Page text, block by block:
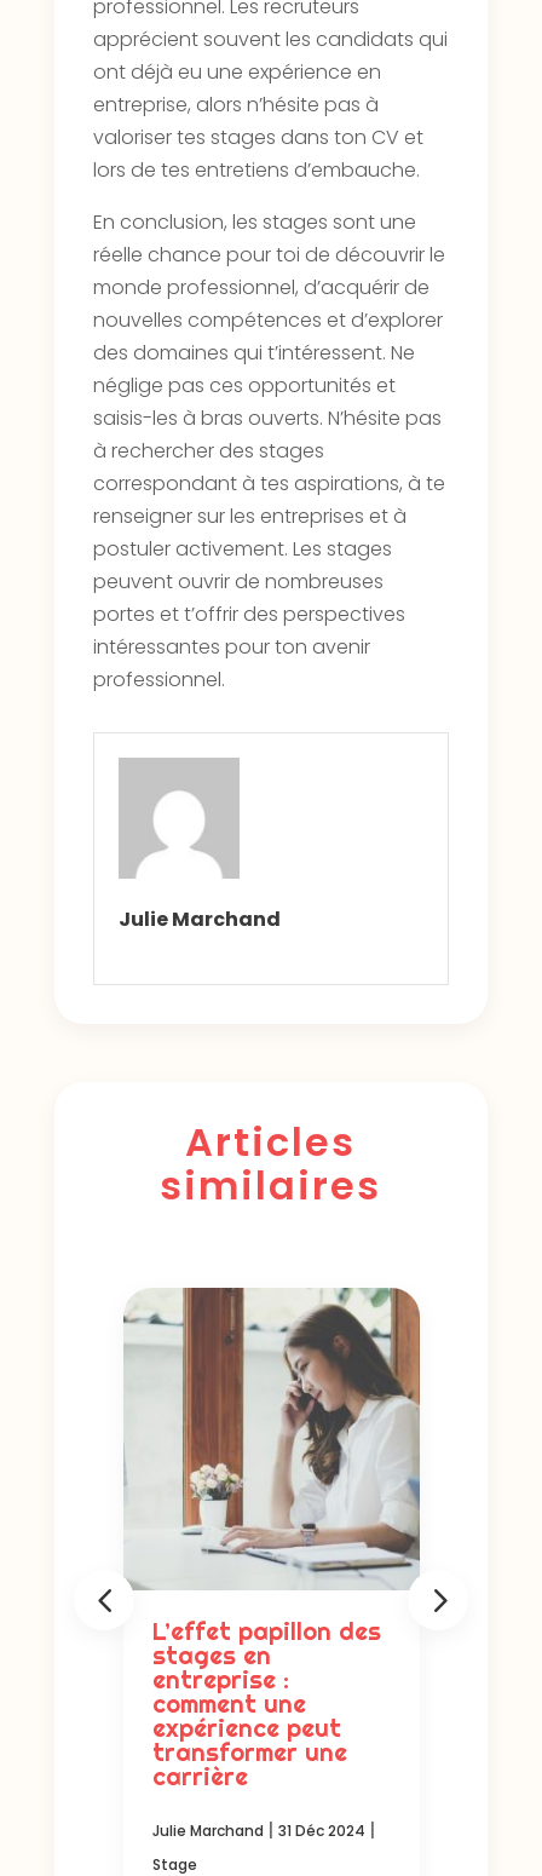
professionnel. Les recruteurs
apprécient souvent les candidats qui
ont déjà eu une expérience en
entreprise, alors n’hésite pas à
valoriser tes stages dans ton CV et
lors de tes entretiens d’embauche.
En conclusion, les stages sont une
réelle chance pour toi de découvrir le
monde professionnel, d’acquérir de
nouvelles compétences et d’explorer
des domaines qui t’intéressent. Ne
néglige pas ces opportunités et
saisis-les à bras ouverts. N’hésite pas
à rechercher des stages
correspondant à tes aspirations, à te
renseigner sur les entreprises et à
postuler activement. Les stages
peuvent ouvrir de nombreuses
portes et t’offrir des perspectives
intéressantes pour ton avenir
professionnel.
Julie Marchand
Articles
similaires
L’effet papillon des
stages en
entreprise :
comment une
expérience peut
transformer une
carrière
Julie Marchand | 31 Déc 2024 |
Stage